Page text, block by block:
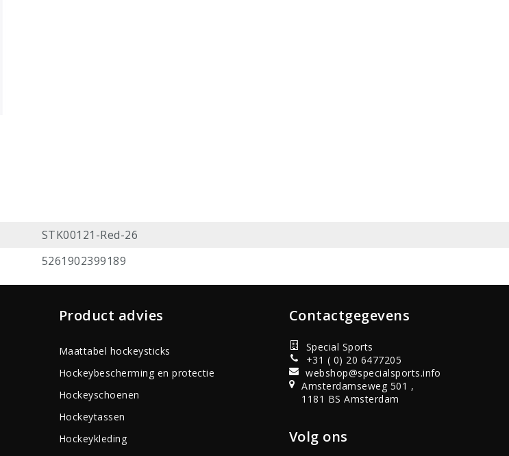
STK00121-Red-26
5261902399189
Product advies
Maattabel hockeysticks
Hockeybescherming en protectie
Hockeyschoenen
Hockeytassen
Hockeykleding
Contactgegevens
Special Sports
+31 ( 0) 20 6477205
webshop@specialsports.info
Amsterdamseweg 501 ,
1181 BS Amsterdam
Volg ons